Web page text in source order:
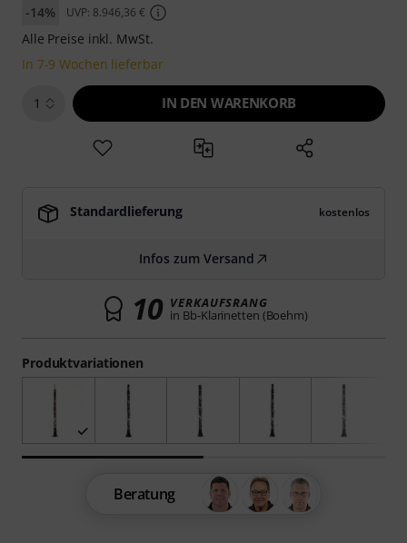
Produktvariationen
-14% UVP: 8.946,36 €
Alle Preise inkl. MwSt.
In 7-9 Wochen lieferbar
1 IN DEN WARENKORB
Standardlieferung kostenlos
Infos zum Versand
10 VERKAUFSRANG
in Bb-Klarinetten (Boehm)
Beratung